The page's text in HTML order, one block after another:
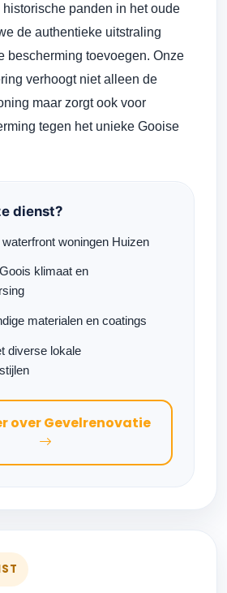
panden in het oude
de authentieke uitstraling
bescherming toevoegen. Onze
verhoogt niet alleen de
maar zorgt ook voor
tegen het unieke Gooise
dienst?
woningen Huizen
klimaat en
materialen en coatings
diverse lokale
over Gevelrenovatie